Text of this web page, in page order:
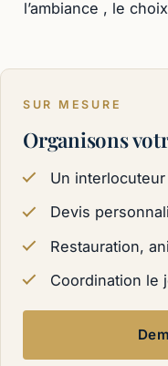
l’ambiance , le
SUR MESURE
Organisons
Un
Devis
Restauration,
Coordination le